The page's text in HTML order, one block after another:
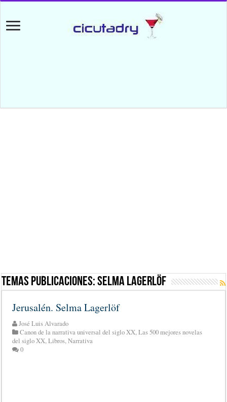
Temas Publicaciones:Selma Lagerlöf
Jerusalén. Selma Lagerlöf
José Luis Alvarado
Canon de la narrativa universal del siglo XX,Las 500 mejores novelas
del siglo XX,Libros,Narrativa
0